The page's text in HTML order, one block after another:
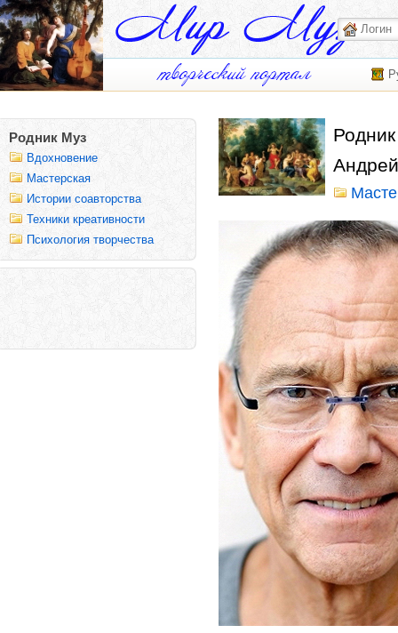
Родник Муз
Вдохновение
Мастерская
Истории соавторства
Техники креативности
Психология творчества